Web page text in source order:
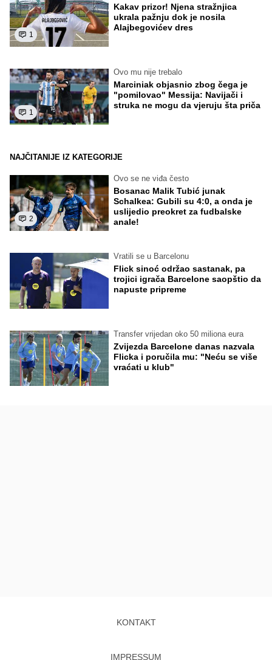
1
Kakav prizor! Njena stražnjica
ukrala pažnju dok je nosila
Alajbegovićev dres
1
Ovo mu nije trebalo
Marciniak objasnio zbog čega je
"pomilovao" Messija: Navijači i
struka ne mogu da vjeruju šta priča
NAJČITANIJE IZ KATEGORIJE
2
Ovo se ne viđa često
Bosanac Malik Tubić junak
Schalkea: Gubili su 4:0, a onda je
uslijedio preokret za fudbalske
anale!
Vratili se u Barcelonu
Flick sinoć održao sastanak, pa
trojici igrača Barcelone saopštio da
napuste pripreme
Transfer vrijedan oko 50 miliona eura
Zvijezda Barcelone danas nazvala
Flicka i poručila mu: "Neću se više
vraćati u klub"
KONTAKT
IMPRESSUM